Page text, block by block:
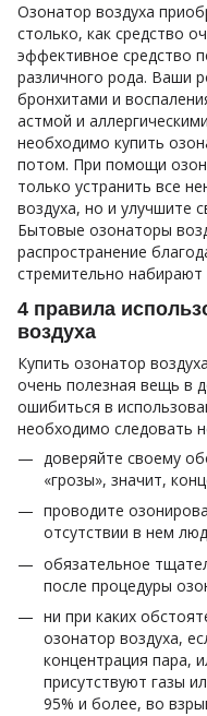
Озонатор воздуха
столько, как средство
эффективное средство
различного рода. Ваши
бронхитами и
астмой и
необходимо купить
потом. При помощи
только устранить все
воздуха, но и улучшите
Бытовые озонаторы
распространение
стремительно набирают
4 правила
воздуха
Купить озонатор
очень полезная вещь в
ошибиться в
необходимо следовать
доверяйте своему
«грозы», значит,
проводите
отсутствии в нем
обязательное
после процедуры
ни при каких
озонатор воздуха,
концентрация пара,
присутствуют газы
95% и более, во